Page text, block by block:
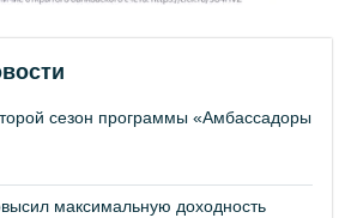
сезон программы «Амбассадоры
максимальную доходность